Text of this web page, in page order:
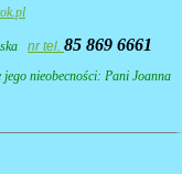
nr tel. 85 869 6661
nieobecności: Pani Joanna